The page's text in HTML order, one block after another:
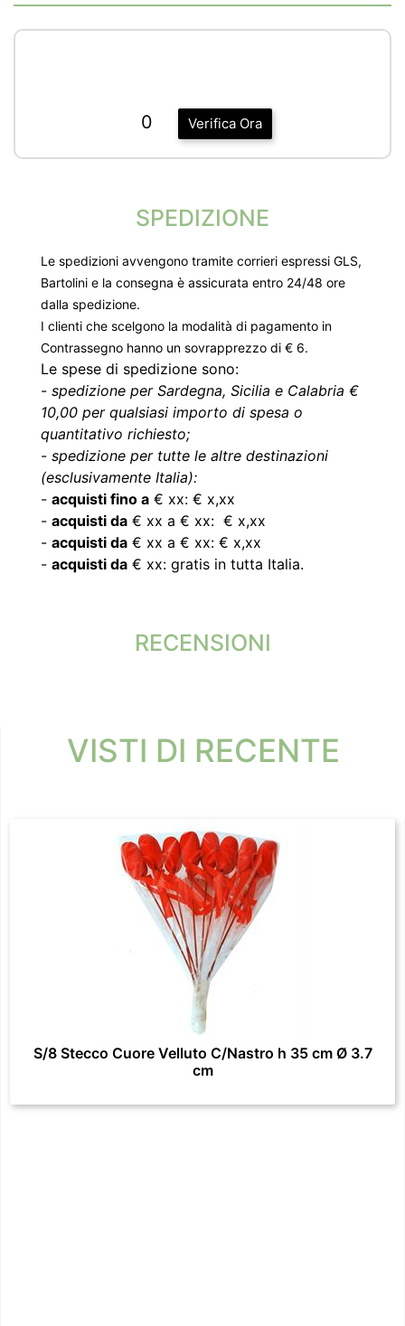
Verifica Ora
0
SPEDIZIONE
Le spedizioni avvengono tramite corrieri espressi GLS,
Bartolini e la consegna è assicurata entro 24/48 ore
dalla spedizione.
I clienti che scelgono la modalità di pagamento in
Contrassegno hanno un sovrapprezzo di € 6.
Le spese di spedizione sono:
- spedizione per Sardegna, Sicilia e Calabria €
10,00 per qualsiasi importo di spesa o
quantitativo richiesto;
- spedizione per tutte le altre destinazioni
(esclusivamente Italia):
- acquisti fino a € xx: € x,xx
- acquisti da € xx a € xx: € x,xx
- acquisti da € xx a € xx: € x,xx
- acquisti da € xx: gratis in tutta Italia.
RECENSIONI
VISTI DI RECENTE
S/8 Stecco Cuore Velluto C/Nastro h 35 cm Ø 3.7
cm